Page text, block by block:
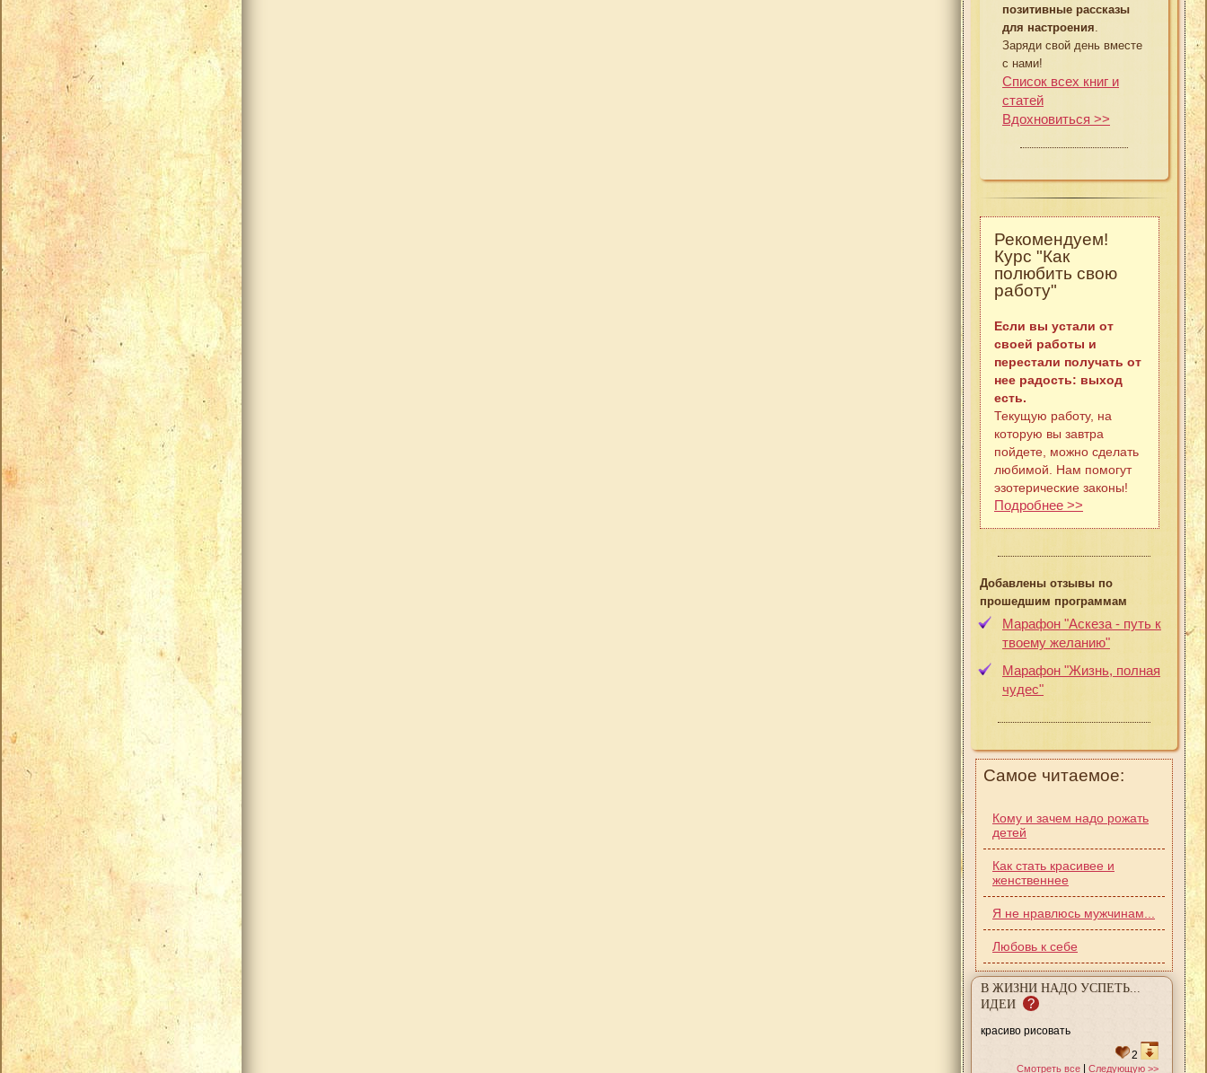
позитивные рассказы
для настроения
Заряди свой день вместе
с нами!
Список всех книг и
статей
Вдохновиться >>
Рекомендуем!
Курс "Как
полюбить свою
работу"
Если вы устали от
своей работы и
перестали получать от
нее радость: выход
есть.
Текущую работу, на
которую вы завтра
пойдете, можно сделать
любимой. Нам помогут
эзотерические законы!
Подробнее >>
Добавлены отзывы по
прошедшим программам
Марафон "Аскеза - путь к
твоему желанию"
Марафон "Жизнь, полная
чудес"
Самое читаемое:
Кому и зачем надо рожать
детей
Как стать красивее и
женственнее
Я не нравлюсь мужчинам...
Любовь к себе
В ЖИЗНИ НАДО УСПЕТЬ...
ИДЕИ
?
красиво рисовать
2
Смотреть все | Следующую >>